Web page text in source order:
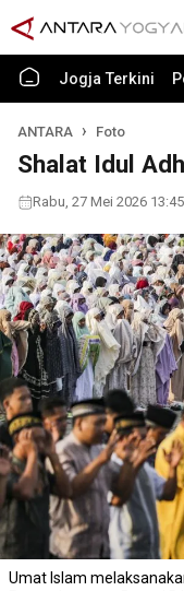
Jogja Terkini
ANTARA Foto
Shalat Idul
Rabu, 27 Mei 2026
Umat Islam